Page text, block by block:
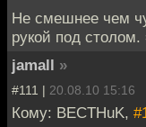
Не смешнее чем
рукой под столом.
jamall »
#111 | 20.08.10 15:16
Кому: BECTHuK,